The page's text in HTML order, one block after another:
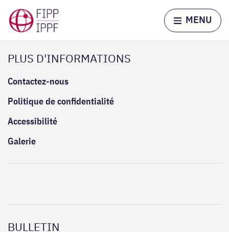
Home page
MENU
PLUS D'INFORMATIONS
Contactez-nous
Politique de confidentialité
Accessibilité
Galerie
BULLETIN